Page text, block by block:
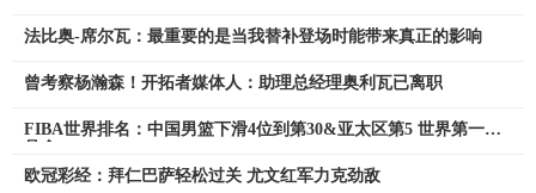
法比奥-席尔瓦：最重要的是当我替补登场时能带来真正的影响
曾考察杨瀚森！开拓者媒体人：助理总经理奥利瓦已离职
FIBA世界排名：中国男篮下滑4位到第30&亚太区第5 世界第一无
欧冠彩经：拜仁巴萨轻松过关 尤文红军力克劲敌